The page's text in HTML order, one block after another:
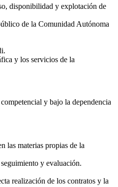
disponibilidad y explotación de
de la Comunidad Autónoma
y los servicios de la
y bajo la dependencia
las materias propias de la
y evaluación.
realización de los contratos y la